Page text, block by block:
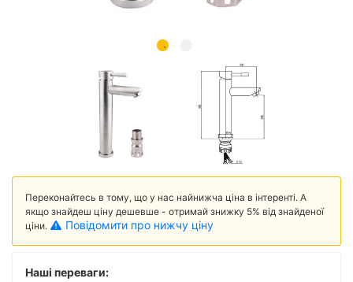
Переконайтесь в тому, що у нас найнижча ціна в інтеренті. А
якщо знайдеш ціну дешевше - отримай знижку 5% від знайденої
ціни.
Повідомити про нижчу ціну
Наші переваги: